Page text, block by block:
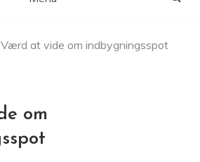
Værd at vide om indbygningsspot
om